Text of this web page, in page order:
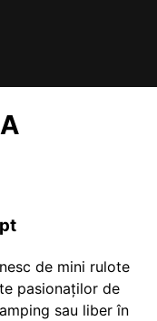
de mini rulote
pasionaților de
sau liber în